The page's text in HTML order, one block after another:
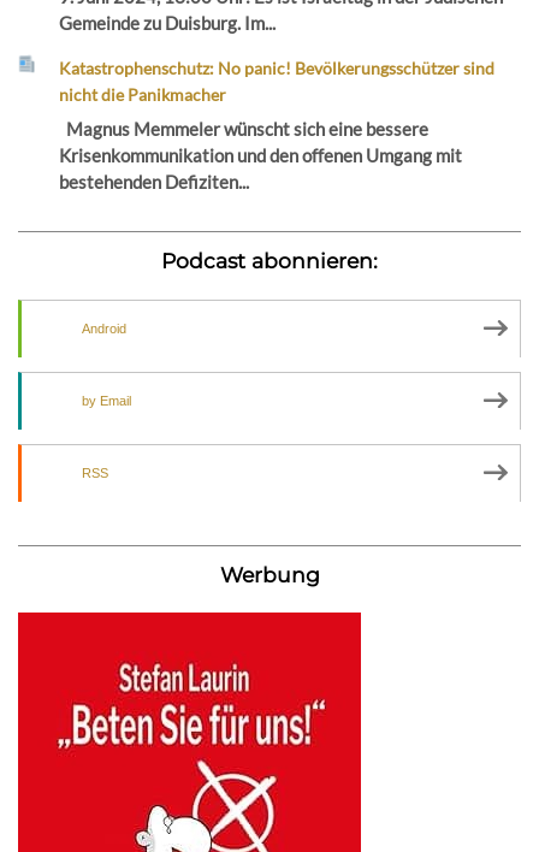
Gemeinde zu Duisburg. Im...
Katastrophenschutz: No panic! Bevölkerungsschützer sind
nicht die Panikmacher
Magnus Memmeler wünscht sich eine bessere
Krisenkommunikation und den offenen Umgang mit
bestehenden Defiziten...
Podcast abonnieren:
Android
by Email
RSS
Werbung